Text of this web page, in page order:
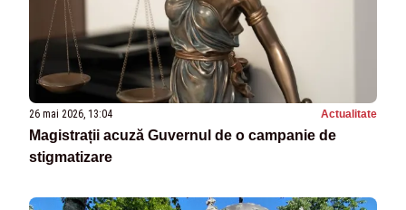
26 mai 2026, 13:04 Actualitate
Magistrații acuză Guvernul de o campanie de
stigmatizare